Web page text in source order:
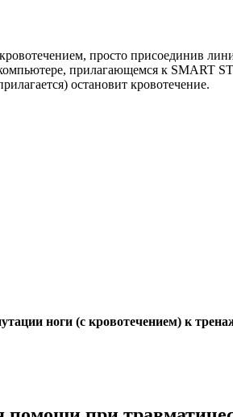
просто присоединив
прилагающемся к SMART
остановит кровотечение.
ноги (с кровотечением) к